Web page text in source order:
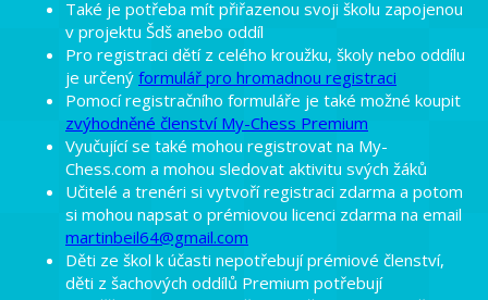
Také je potřeba mít přiřazenou svoji školu zapojenou
v projektu Šdš anebo oddíl
Pro registraci dětí z celého kroužku, školy nebo oddílu
je určený formulář pro hromadnou registraci
Pomocí registračního formuláře je také možné koupit
zvýhodněné členství My-Chess Premium
Vyučující se také mohou registrovat na My-
Chess.com a mohou sledovat aktivitu svých žáků
Učitelé a trenéri si vytvoří registraci zdarma a potom
si mohou napsat o prémiovou licenci zdarma na email
martinbeil64@gmail.com
Děti ze škol k účasti nepotřebují prémiové členství,
děti z šachových oddílů Premium potřebují